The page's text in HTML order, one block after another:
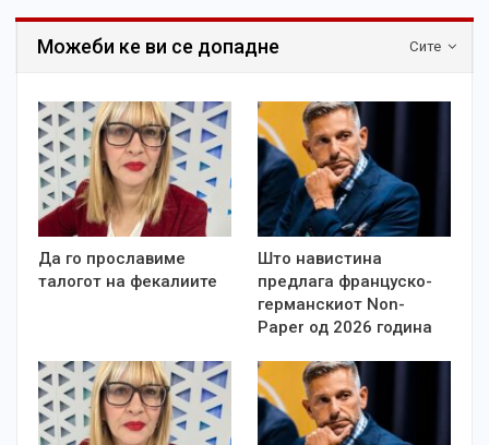
Сите
Можеби ке ви се допадне
Да го прославиме
талогот на фекалиите
Што навистина
предлага француско-
германскиот Non-
Paper од 2026 година